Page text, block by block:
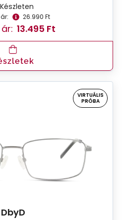
Készleten
26.990 Ft
13.495 Ft
VIRTUÁLIS
PRÓBA
DbyD